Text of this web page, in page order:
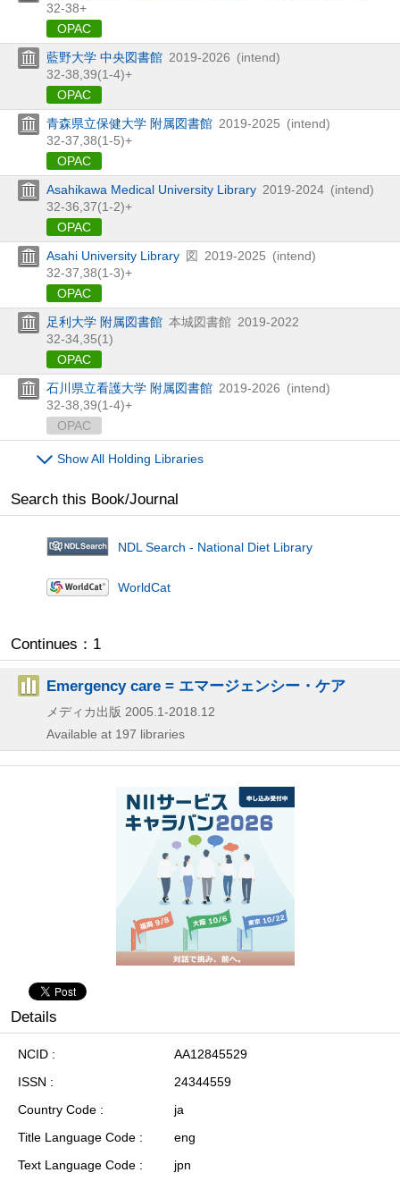
32-38+
OPAC
藍野大学 中央図書館 2019-2026 (intend)
32-38,39(1-4)+
OPAC
青森県立保健大学 附属図書館 2019-2025 (intend)
32-37,38(1-5)+
OPAC
Asahikawa Medical University Library 2019-2024 (intend)
32-36,37(1-2)+
OPAC
Asahi University Library 図 2019-2025 (intend)
32-37,38(1-3)+
OPAC
足利大学 附属図書館 本城図書館 2019-2022
32-34,35(1)
OPAC
石川県立看護大学 附属図書館 2019-2026 (intend)
32-38,39(1-4)+
OPAC
Show All Holding Libraries
Search this Book/Journal
NDL Search - National Diet Library
WorldCat
Continues：1
Emergency care = エマージェンシー・ケア
メディカ出版 2005.1-2018.12
Available at 197 libraries
Details
NCID
AA12845529
ISSN
24344559
Country Code
ja
Title Language Code
eng
Text Language Code
jpn